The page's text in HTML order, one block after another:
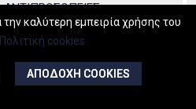
ΑΝΤΙΠΡΟΣΩΠΕΙΕΣ
ΜΗΧΑΝΗΜΑΤΑ ΠΛΑΣΤΙΚΩΝ
ΒΙΟΜΗΧΑΝΙΑΣ
ΜΗΧΑΝΗΜΑΤΑ ΣΙΔΕΡΩΤΗΡΙΩΝ
ΜΗΧΑΝΗΜΑΤΑ ΣΤΕΓΝΩΤΗΡΙΩΝ
καλύτερη εμπειρία χρήσης του
Πολιτική cookies
ΑΠΟΔΟΧΗ COOKIES